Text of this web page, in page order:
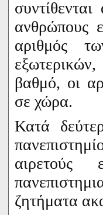
ανθρώπους
αριθμός
βαθμό, οι
σε χώρα.
Κατά
ζητήματα